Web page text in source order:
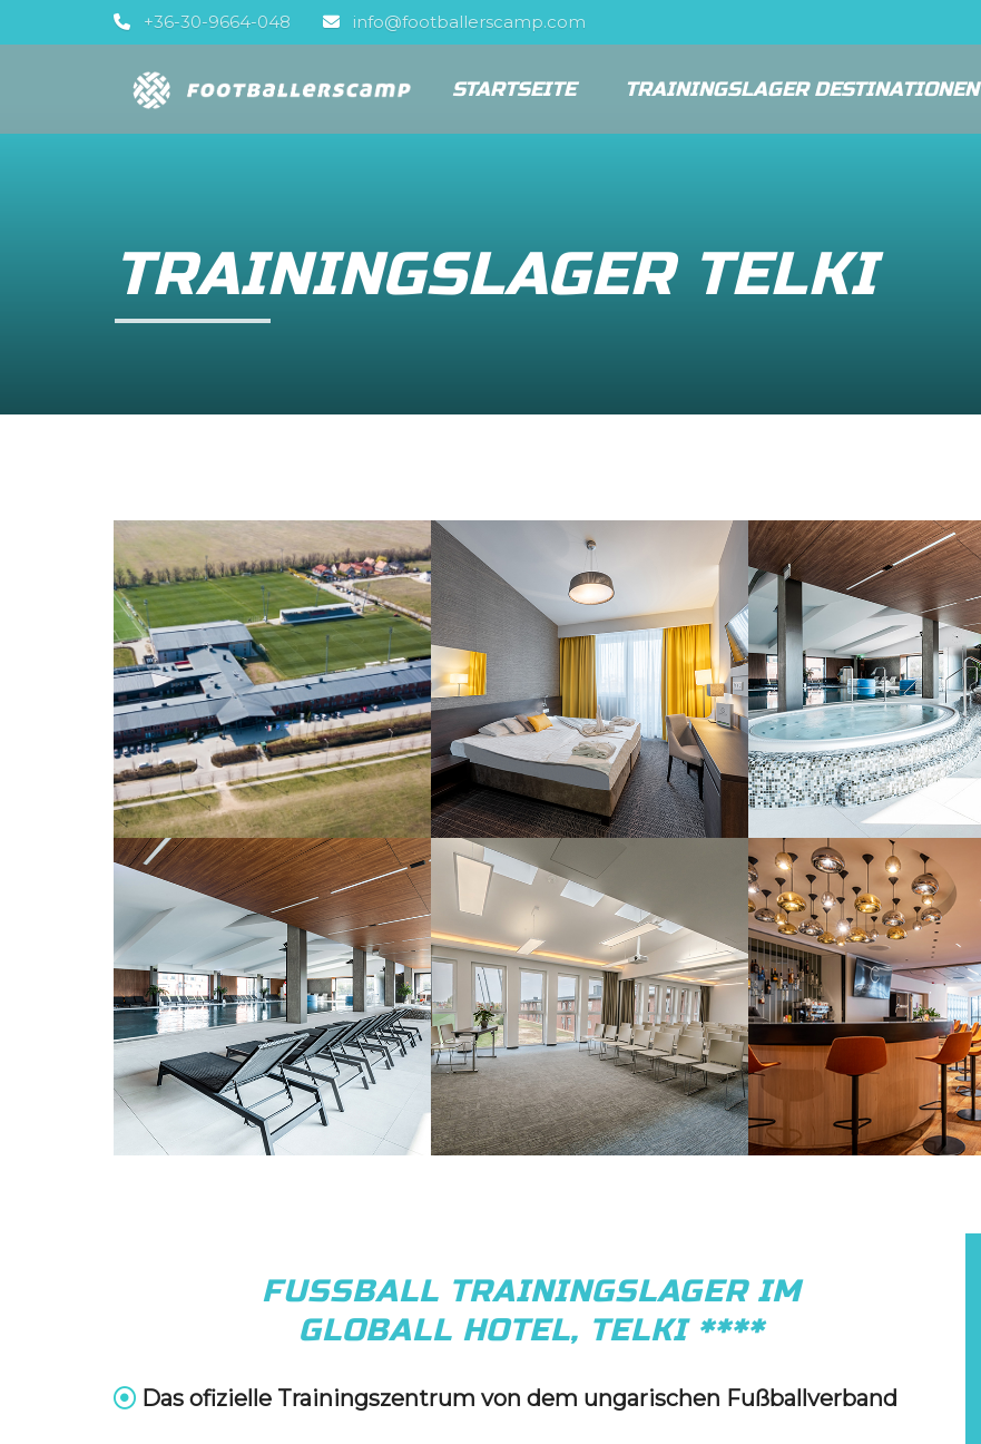
+36-30-9664-048 info@footballerscamp.com
STARTSEITE TRAININGSLAGER DESTINATIONEN
TRAININGSLAGER TELKI
FUSSBALL TRAININGSLAGER IM
GLOBALL HOTEL, TELKI ****
Das ofizielle Trainingszentrum von dem ungarischen Fußballverband